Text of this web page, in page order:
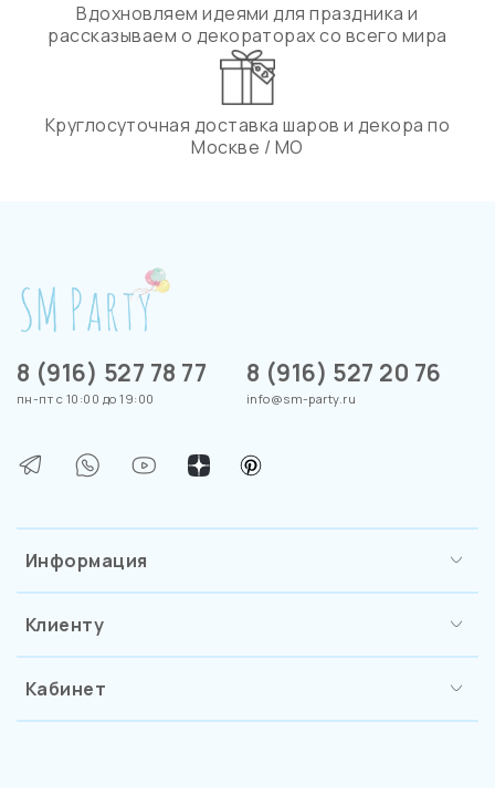
Вдохновляем идеями для праздника и
рассказываем о декораторах со всего мира
Круглосуточная доставка шаров и декора по
Москве / МО
Информация
Клиенту
Кабинет
8 (916) 527 78 77
пн-пт с 10:00 до 19:00
8 (916) 527 20 76
info@sm-party.ru